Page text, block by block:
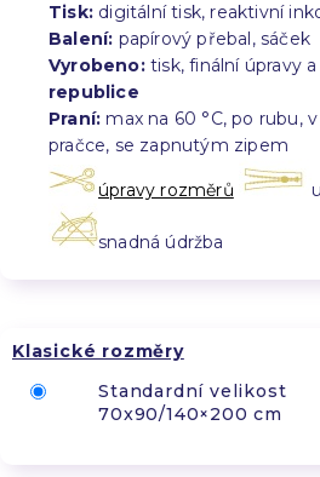
Tisk: digitální tisk, reaktivní
Balení: papírový přebal, sáček
Vyrobeno:tisk, finální úpravy
republice
Praní: max na 60 °C, po rubu,
pračce, se zapnutým zipem
úpravy rozměrů
snadná údržba
Klasické rozměry
Standardní velikost
70x90/140×200 cm